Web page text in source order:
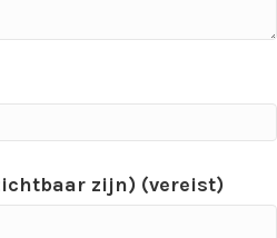
zijn) (vereist)